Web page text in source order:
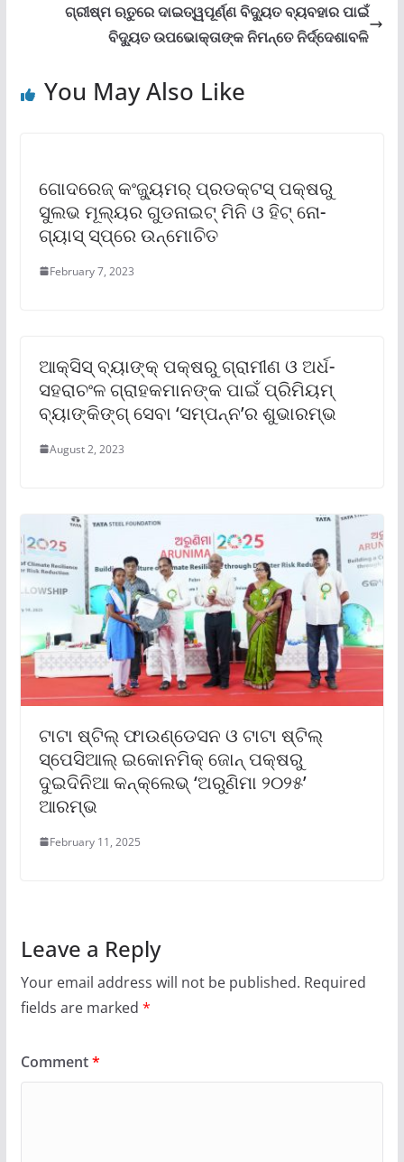
ଗ୍ରୀଷ୍ମ ଋତୁରେ ଦାଇତ୍ୱପୂର୍ଣ୍ଣ ବିଦ୍ୟୁତ ବ୍ୟବହାର ପାଇଁ
ବିଦ୍ୟୁତ ଉପଭୋକ୍ତାଙ୍କ ନିମନ୍ତେ ନିର୍ଦ୍ଦେଶାବଳି
You May Also Like
ଗୋଦରେଜ୍ କଂଜ୍ୟୁମର୍ ପ୍ରଡକ୍ଟସ୍ ପକ୍ଷରୁ
ସୁଲଭ ମୂଲ୍ୟର ଗୁଡନାଇଟ୍ ମିନି ଓ ହିଟ୍ ନୋ-
ଗ୍ୟାସ୍ ସ୍ପ୍ରେ ଉନ୍ମୋଚିତ
February 7, 2023
ଆକ୍ସିସ୍ ବ୍ୟାଙ୍କ୍ ପକ୍ଷରୁ ଗ୍ରାମୀଣ ଓ ଅର୍ଧ-
ସହରାଚଂଳ ଗ୍ରାହକମାନଙ୍କ ପାଇଁ ପ୍ରିମିୟମ୍
ବ୍ୟାଙ୍କିଙ୍ଗ୍ ସେବା ‘ସମ୍ପନ୍ନ’ର ଶୁଭାରମ୍ଭ
August 2, 2023
ଟାଟା ଷ୍ଟିଲ୍ ଫାଉଣ୍ଡେସନ ଓ ଟାଟା ଷ୍ଟିଲ୍
ସ୍ପେସିଆଲ୍ ଇକୋନମିକ୍ ଜୋନ୍ ପକ୍ଷରୁ
ଦୁଇଦିନିଆ କନ୍‌କ୍ଲେଭ୍ ‘ଅରୁଣିମା ୨୦୨୫’
ଆରମ୍ଭ
February 11, 2025
Leave a Reply
Your email address will not be published. Required
fields are marked *
Comment*